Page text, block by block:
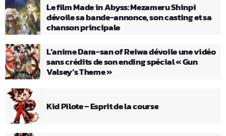
Le film Made in Abyss: Mezameru Shinpi
dévoile sa bande-annonce, son casting et sa
chanson principale
L’anime Dara-san of Reiwa dévoile une vidéo
sans crédits de son ending spécial « Gun
Valsey’s Theme »
Kid Pilote – Esprit de la course